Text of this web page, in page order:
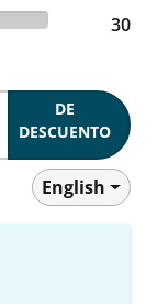
30
DE
DESCUENTO
English